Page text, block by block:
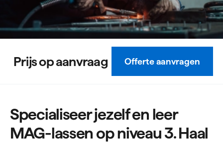
Prijs op aanvraag Offerte aanvragen
Specialiseer jezelf en leer
MAG-lassen op niveau 3. Haal